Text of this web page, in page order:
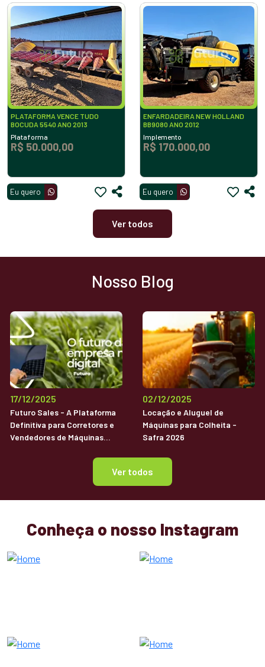
PLATAFORMA VENCE TUDO
BOCUDA 5540 ANO 2013
Plataforma
R$ 50.000,00
Eu quero
ENFARDADEIRA NEW HOLLAND
BB9080 ANO 2012
Implemento
R$ 170.000,00
Eu quero
Ver todos
Nosso Blog
17/12/2025
Futuro Sales - A Plataforma
Definitiva para Corretores e
Vendedores de Máquinas
02/12/2025
Locação e Aluguel de
Máquinas para Colheita -
Safra 2026
Ver todos
Conheça o nosso Instagram